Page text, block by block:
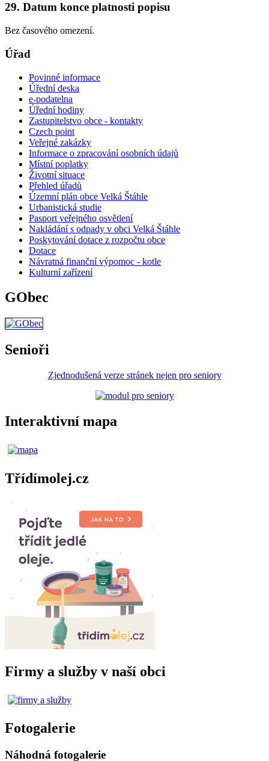
29. Datum konce platnosti popisu
Bez časového omezení.
Úřad
Povinné informace
Úřední deska
e-podatelna
Úřední hodiny
Zastupitelstvo obce - kontakty
Czech point
Veřejné zakázky
Informace o zpracování osobních údajů
Místní poplatky
Životní situace
Přehled úřadů
Územní plán obce Velká Štáhle
Urbanistická studie
Pasport veřejného osvětlení
Nakládání s odpady v obci Velká Štáhle
Poskytování dotace z rozpočtu obce
Dotace
Návratná finanční výpomoc - kotle
Kulturní zařízení
GObec
Senioři
Zjednodušená verze stránek nejen pro seniory
Interaktivní mapa
Třídímolej.cz
Firmy a služby v naší obci
Fotogalerie
Náhodná fotogalerie